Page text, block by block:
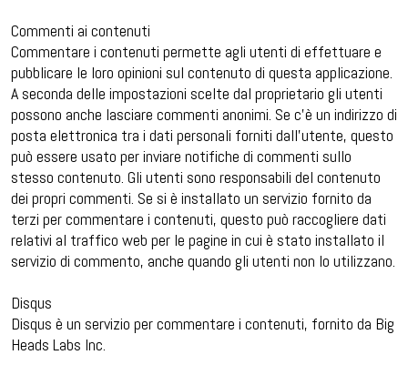
Commenti ai contenuti
Commentare i contenuti permette agli utenti di effettuare e
pubblicare le loro opinioni sul contenuto di questa applicazione.
A seconda delle impostazioni scelte dal proprietario gli utenti
possono anche lasciare commenti anonimi. Se c’è un indirizzo di
posta elettronica tra i dati personali forniti dall’utente, questo
può essere usato per inviare notifiche di commenti sullo
stesso contenuto. Gli utenti sono responsabili del contenuto
dei propri commenti. Se si è installato un servizio fornito da
terzi per commentare i contenuti, questo può raccogliere dati
relativi al traffico web per le pagine in cui è stato installato il
servizio di commento, anche quando gli utenti non lo utilizzano.
Disqus
Disqus è un servizio per commentare i contenuti, fornito da Big
Heads Labs Inc.